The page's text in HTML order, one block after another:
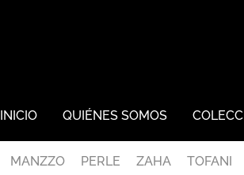
INICIO QUIÉNES SOMOS
INICIO QUIÉNES SOMOS
MANZZO PERLE ZAHA TOFANI